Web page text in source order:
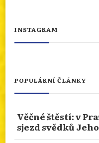
porazenych-a-jejich-
Od 10.ledna 2026 do
Františka.
naší čtenářky do
INSTAGRAM
POPULÁRNÍ ČLÁNKY
Věčné štěstí: v
sjezd svědků